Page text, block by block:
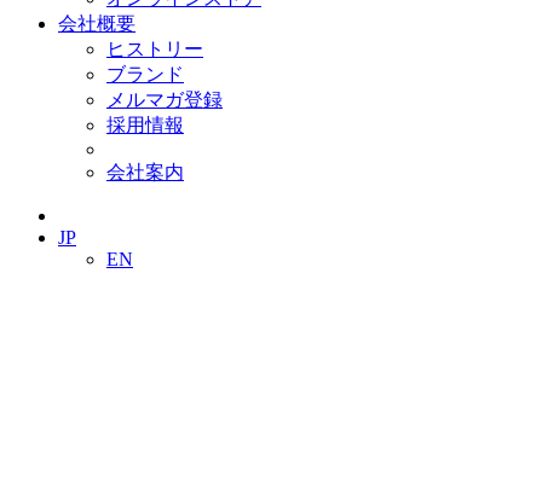
会社概要
ヒストリー
ブランド
メルマガ登録
採用情報
会社案内
JP
EN